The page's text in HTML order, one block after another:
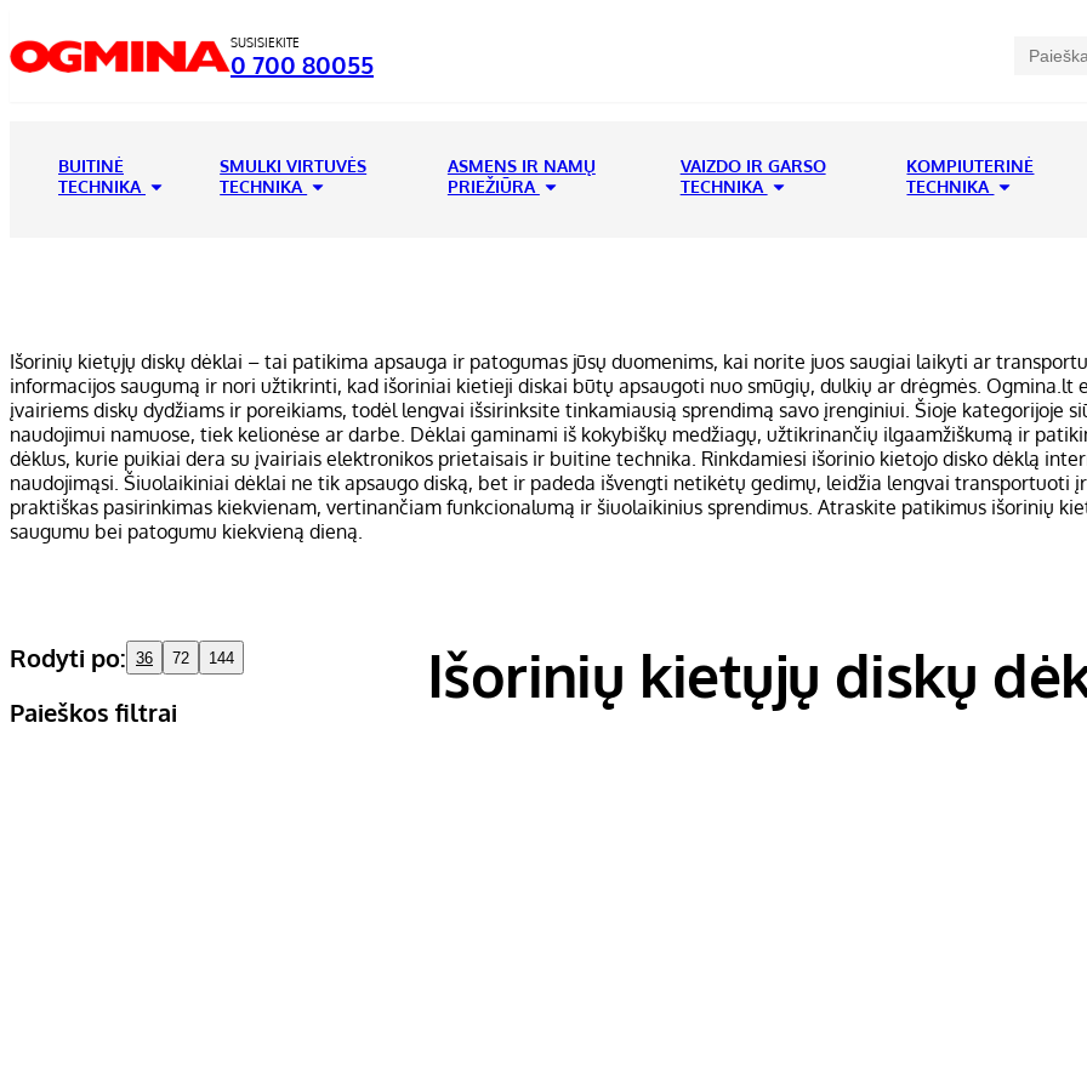
SUSISIEKITE
0 700 80055
BUITINĖ
TECHNIKA
SMULKI VIRTUVĖS
TECHNIKA
ASMENS IR NAMŲ
PRIEŽIŪRA
VAIZDO IR GARSO
TECHNIKA
KOMPIUTERINĖ
TECHNIKA
Išorinių kietųjų diskų dėklai – tai patikima apsauga ir patogumas jūsų duomenims, kai norite juos saugiai laikyti ar
informacijos saugumą ir nori užtikrinti, kad išoriniai kietieji diskai būtų apsaugoti nuo smūgių, dulkių ar drėgmės.
įvairiems diskų dydžiams ir poreikiams, todėl lengvai išsirinksite tinkamiausią sprendimą savo įrenginiui. Šioje kategorijoje
naudojimui namuose, tiek kelionėse ar darbe. Dėklai gaminami iš kokybiškų medžiagų, užtikrinančių ilgaamžiškumą ir
dėklus, kurie puikiai dera su įvairiais elektronikos prietaisais ir buitine technika. Rinkdamiesi išorinio kietojo disko dėklą
naudojimąsi. Šiuolaikiniai dėklai ne tik apsaugo diską, bet ir padeda išvengti netikėtų gedimų, leidžia lengvai
praktiškas pasirinkimas kiekvienam, vertinančiam funkcionalumą ir šiuolaikinius sprendimus. Atraskite patikimus išorinių
saugumu bei patogumu kiekvieną dieną.
Rodyti po: 36 72 144
Paieškos filtrai
Išorinių kietųjų diskų